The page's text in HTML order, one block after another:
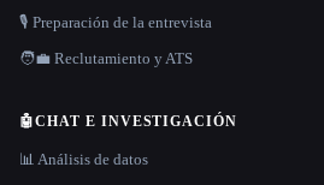
🎙️ Preparación de la entrevista
🧑‍💼 Reclutamiento y ATS
🤖CHAT E INVESTIGACIÓN
📊 Análisis de datos